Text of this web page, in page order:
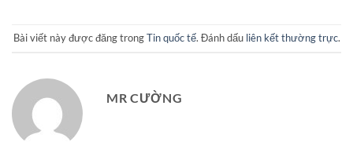
Bài viết này được đăng trongTin quốc tế. Đánh dấu liên kết thường trực.
MR CƯỜNG